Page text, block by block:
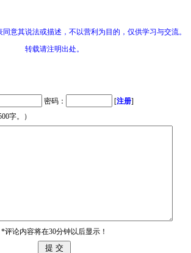
同意其说法或描述，不以营利为目的，仅供学习与交流。
转载请注明出处。
密码： [注册]
字。）
*评论内容将在30分钟以后显示！